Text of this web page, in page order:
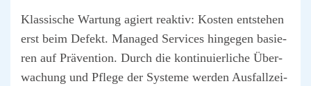
Klas­si­sche War­tung agiert reak­tiv: Kos­ten ent­ste­hen
erst beim Defekt. Mana­ged Ser­vices hin­ge­gen basie­
ren auf Prä­ven­ti­on. Durch die kon­ti­nu­ier­li­che Über­
wa­chung und Pfle­ge der Sys­te­me wer­den Aus­fall­zei­